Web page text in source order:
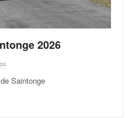
2026
Saintonge